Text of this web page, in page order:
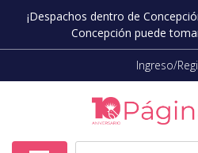
¡Despachos dentro de
Concepción puede
Ingreso/